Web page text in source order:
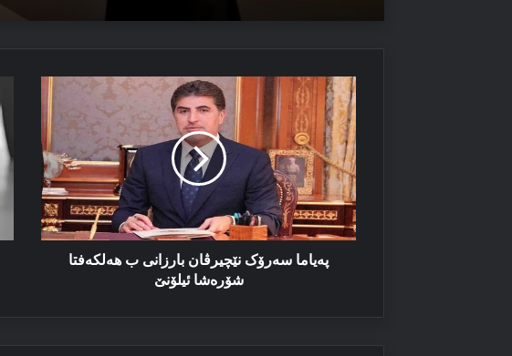
ئێزدیۆ رابە ژ خەوێپه‌یاما
سه‌رۆک
نێچیرڤان
بارزانی
ب
هەلکەفتا
شۆره‌شا
ئیلۆنێ
په‌یاما سه‌رۆک نێچیرڤان بارزانی ب هەلکەفتا
شۆره‌شا ئیلۆنێ